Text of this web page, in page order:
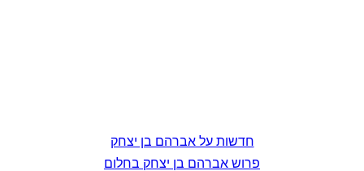
חדשות על אברהם בן יצחק
פרוש אברהם בן יצחק בחלום